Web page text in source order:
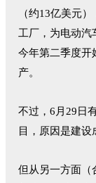
（约13亿美元
工厂，为电动汽
今年第二季度开
产。
不过，6月29日
目，原因是建设
但从另一方面（